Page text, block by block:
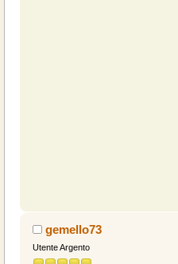
gemello73
Utente Argento